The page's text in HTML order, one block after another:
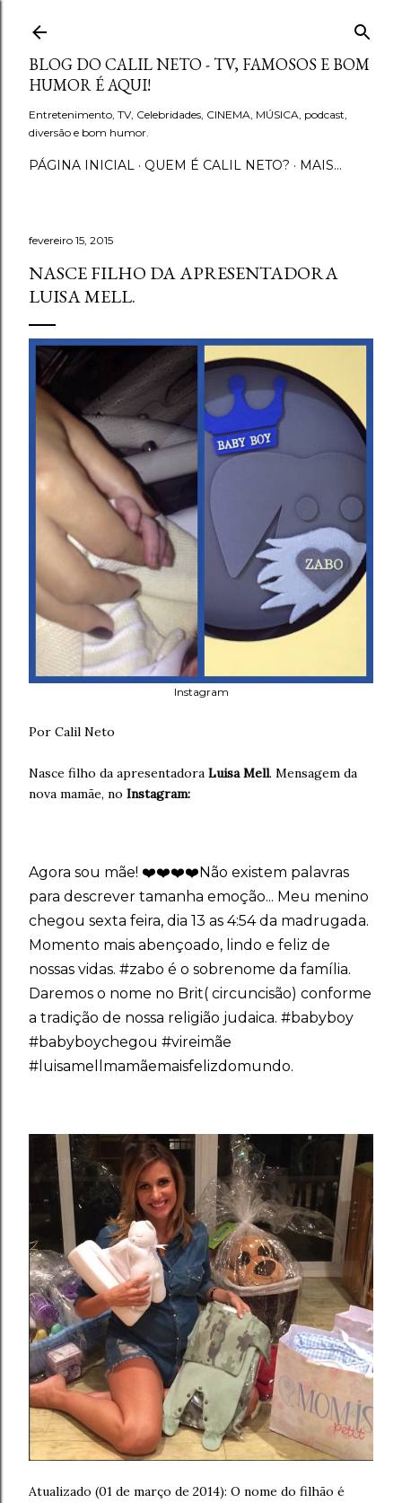
Pular para o conteúdo principal
BLOG DO CALIL NETO - TV, FAMOSOS E BOM
HUMOR É AQUI!
Entretenimento, TV, Celebridades, CINEMA, MÚSICA, podcast,
diversão e bom humor.
PÁGINA INICIAL QUEM É CALIL NETO? MAIS…
fevereiro 15, 2015
NASCE FILHO DA APRESENTADORA
LUISA MELL.
Instagram
Por Calil Neto
Nasce filho da apresentadora Luisa Mell. Mensagem da
nova mamãe, no Instagram:
Agora sou mãe! ❤️❤️❤️❤️Não existem palavras
para descrever tamanha emoção... Meu menino
chegou sexta feira, dia 13 as 4:54 da madrugada.
Momento mais abençoado, lindo e feliz de
nossas vidas. #zabo é o sobrenome da família.
Daremos o nome no Brit( circuncisão) conforme
a tradição de nossa religião judaica. #babyboy
#babyboychegou #vireimãe
#luisamellmamãemaisfelizdomundo.
Atualizado (01 de março de 2014): O nome do filhão é